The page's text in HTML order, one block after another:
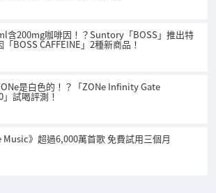
含200mg咖啡因！？Suntory「BOSS」推出特
BOSS CAFFEINE」2種新商品！
是白色的！？「ZONe Infinity Gate
試喝評測！
Music》超過6,000萬首歌 免費試用三個月